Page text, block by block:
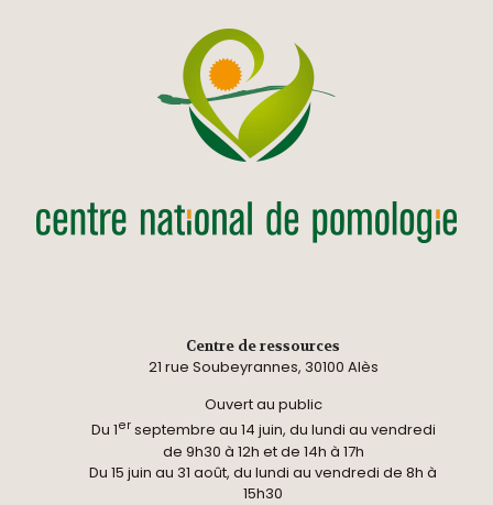
Centre de ressources
21 rue Soubeyrannes, 30100 Alès
Ouvert au public
Du 1erseptembre au 14 juin, du lundi au vendredi
de 9h30 à 12h et de 14h à 17h
Du 15 juin au 31 août, du lundi au vendredi de 8h à
15h30